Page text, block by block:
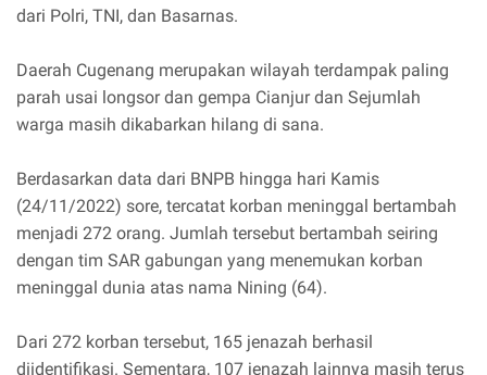
dari Polri, TNI, dan Basarnas.
Daerah Cugenang merupakan wilayah terdampak paling
parah usai longsor dan gempa Cianjur dan Sejumlah
warga masih dikabarkan hilang di sana.
Berdasarkan data dari BNPB hingga hari Kamis
(24/11/2022) sore, tercatat korban meninggal bertambah
menjadi 272 orang. Jumlah tersebut bertambah seiring
dengan tim SAR gabungan yang menemukan korban
meninggal dunia atas nama Nining (64).
Dari 272 korban tersebut, 165 jenazah berhasil
diidentifikasi. Sementara, 107 jenazah lainnya masih terus